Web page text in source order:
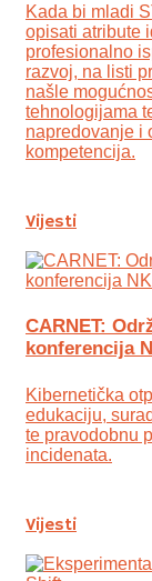
Kada bi mladi
opisati atribute
profesionalno
razvoj, na listi
našle
tehnologijama
napredovanje i
kompetencija.
Vijesti
CARNET:
konferencija
Kibernetička
edukaciju,
te pravodobnu
incidenata.
Vijesti